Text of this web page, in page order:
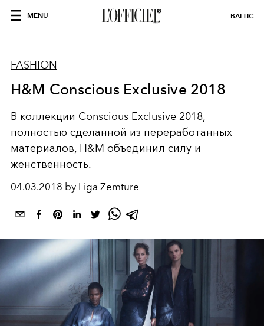
MENU BALTIC
FASHION
H&M Conscious Exclusive 2018
В коллекции Conscious Exclusive 2018,
полностью сделанной из переработанных
материалов, H&M объединил силу и
женственность.
04.03.2018 by Liga Zemture